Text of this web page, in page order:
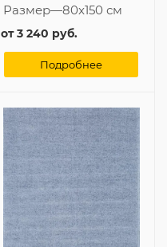
Размер—80x150 см
от3 240 руб.
Подробнее